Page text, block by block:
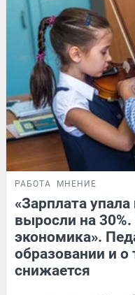
РАБОТА МНЕНИЕ
«Зарплата
выросли на 30%.
экономика».
образовании и о
снижается